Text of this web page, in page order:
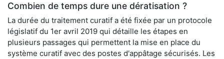
Combien de temps dure une dératisation ?
La durée du traitement curatif a été fixée par un protocole
législatif du 1er avril 2019 qui détaille les étapes en
plusieurs passages qui permettent la mise en place du
système curatif avec des postes d'appâtage sécurisés. Les